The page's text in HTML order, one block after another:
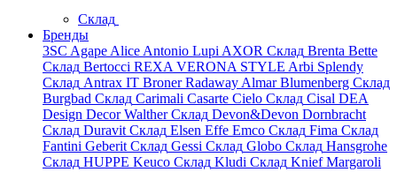
Склад
Бренды
3SC Agape Alice Antonio Lupi AXOR Склад Brenta Bette
Склад Bertocci REXA VERONA STYLE Arbi Splendy
Склад Antrax IT BronerRadaway AlmarBlumenberg Склад
Burgbad Склад Carimali Casarte Cielo Склад Cisal DEA
Design Decor WaltherСклад Devon&Devon Dornbracht
Склад Duravit Склад Elsen Effe Emco Склад Fima Склад
Fantini Geberit Склад Gessi Склад Globo Склад Hansgrohe
Склад HUPPE Keuco Склад Kludi Склад KniefMargaroli